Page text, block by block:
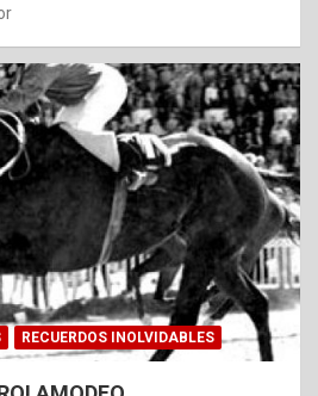
RECUERDOS INOLVIDABLES